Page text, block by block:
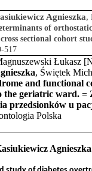
Agnieszka,
of
sectional cohort
517
Łukasz
, Świętek
and functional
geriatric ward. =
przedsionków u
Polska
Agnieszka